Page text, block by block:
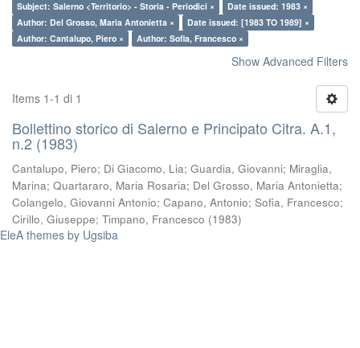
Subject: Salerno <Territorio> - Storia - Periodici ×
Date issued: 1983 ×
Author: Del Grosso, Maria Antonietta ×
Date issued: [1983 TO 1989] ×
Author: Cantalupo, Piero ×
Author: Sofia, Francesco ×
Show Advanced Filters
Items 1-1 di 1
Bollettino storico di Salerno e Principato Citra. A.1,
n.2 (1983)
Cantalupo, Piero; Di Giacomo, Lia; Guardia, Giovanni; Miraglia,
Marina; Quartararo, Maria Rosaria; Del Grosso, Maria Antonietta;
Colangelo, Giovanni Antonio; Capano, Antonio; Sofia, Francesco;
Cirillo, Giuseppe; Timpano, Francesco (1983)
EleA themes by Ugsiba